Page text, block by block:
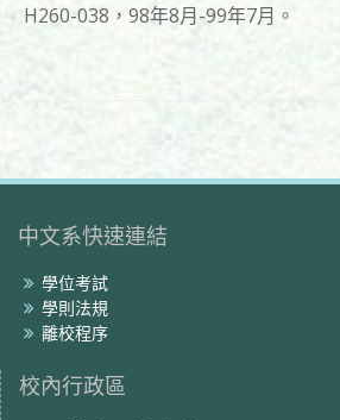
H260-038，98年8月-99年7月。
中文系快速連結
學位考試
學則法規
離校程序
校內行政區